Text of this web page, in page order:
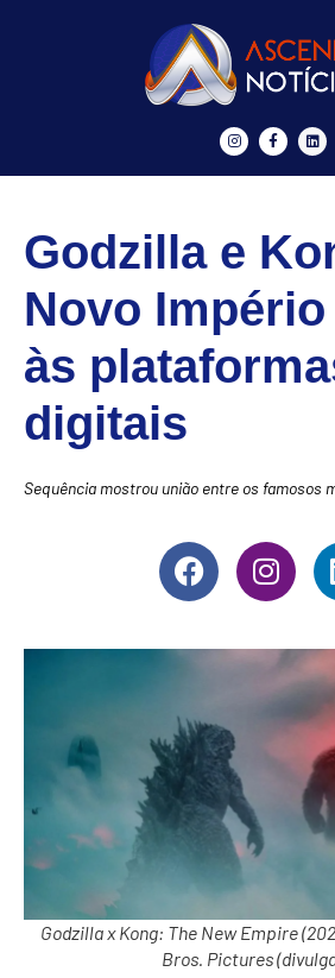
Godzilla e
Novo
às
digitais
Sequência mostrou união entre os famosos
Godzilla x Kong: The New Empire
Bros. Pictures